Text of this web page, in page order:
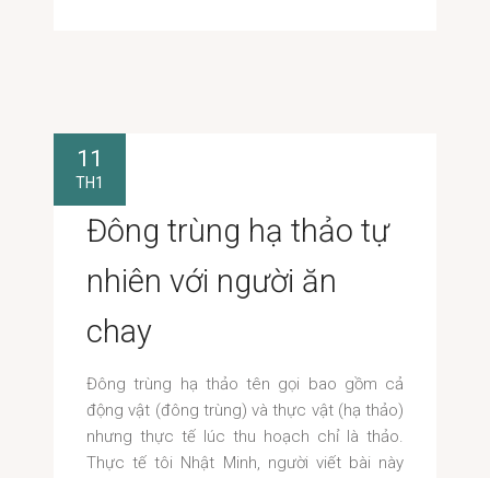
11
TH1
Đông trùng hạ thảo tự
nhiên với người ăn
chay
Đông trùng hạ thảo tên gọi bao gồm cả
động vật (đông trùng) và thực vật (hạ thảo)
nhưng thực tế lúc thu hoạch chỉ là thảo.
Thực tế tôi Nhật Minh, người viết bài này